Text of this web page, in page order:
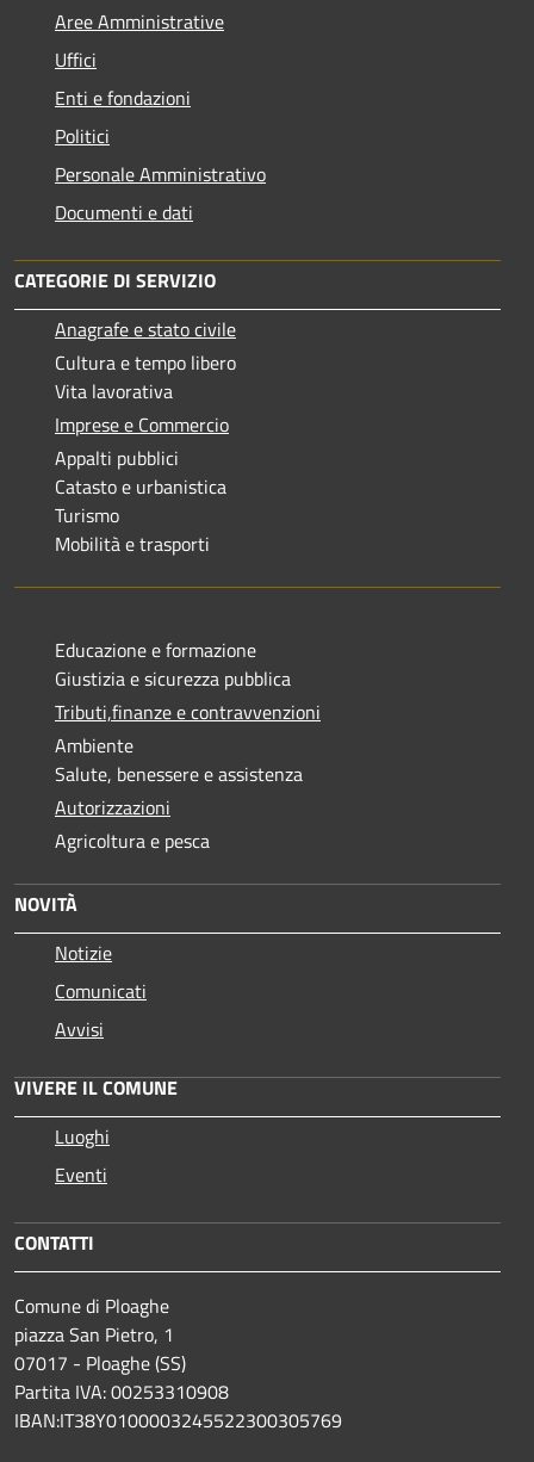
Aree Amministrative
Uffici
Enti e fondazioni
Politici
Personale Amministrativo
Documenti e dati
CATEGORIE DI SERVIZIO
Anagrafe e stato civile
Cultura e tempo libero
Vita lavorativa
Imprese e Commercio
Appalti pubblici
Catasto e urbanistica
Turismo
Mobilità e trasporti
Educazione e formazione
Giustizia e sicurezza pubblica
Tributi,finanze e contravvenzioni
Ambiente
Salute, benessere e assistenza
Autorizzazioni
Agricoltura e pesca
NOVITÀ
Notizie
Comunicati
Avvisi
VIVERE IL COMUNE
Luoghi
Eventi
CONTATTI
Comune di Ploaghe
piazza San Pietro, 1
07017 - Ploaghe (SS)
Partita IVA: 00253310908
IBAN:IT38Y0100003245522300305769